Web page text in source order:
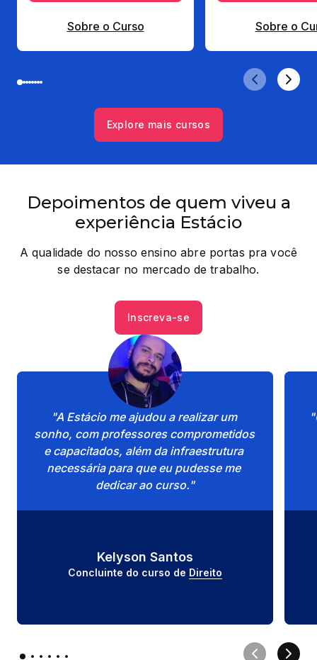
Sobre o Curso Sobre o
Explore mais cursos
Depoimentos de quem viveu a
experiência Estácio
A qualidade do nosso ensino abre portas pra você
se destacar no mercado de trabalho.
Inscreva-se
"A Estácio me ajudou a realizar um
sonho, com professores comprometidos
e capacitados, além da infraestrutura
necessária para que eu pudesse me
dedicar ao curso."
Kelyson Santos
Concluinte do curso de Direito